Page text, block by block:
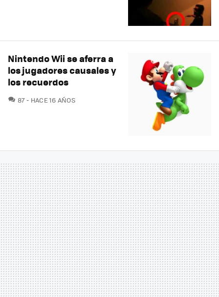
Nintendo Wii se aferra a
los jugadores causales y
los recuerdos
87COMENTARIOS
HACE 16 AÑOS